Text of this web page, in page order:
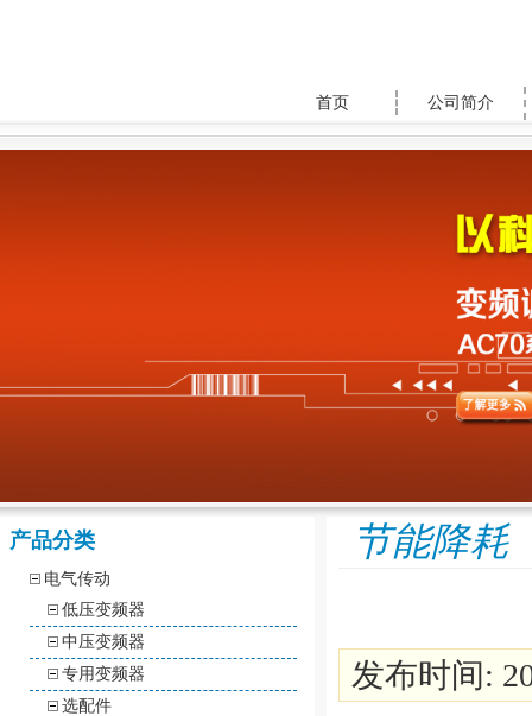
首页 公司简介
产品分类
电气传动
低压变频器
中压变频器
专用变频器
选配件
节能降耗
发布时间: